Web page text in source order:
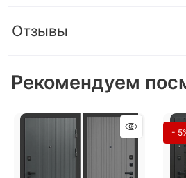
Отзывы
Рекомендуем
-